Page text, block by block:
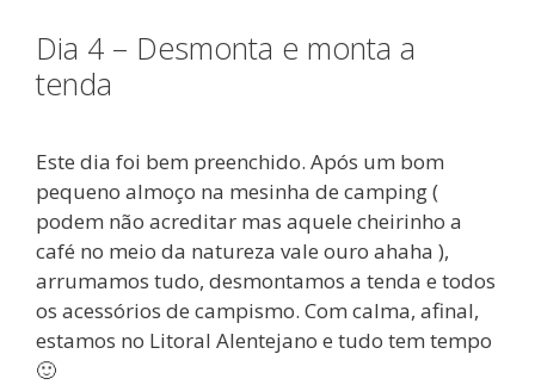
Dia 4 – Desmonta e monta a
tenda
Este dia foi bem preenchido. Após um bom
pequeno almoço na mesinha de camping (
podem não acreditar mas aquele cheirinho a
café no meio da natureza vale ouro ahaha ),
arrumamos tudo, desmontamos a tenda e todos
os acessórios de campismo. Com calma, afinal,
estamos no Litoral Alentejano e tudo tem tempo
🙂